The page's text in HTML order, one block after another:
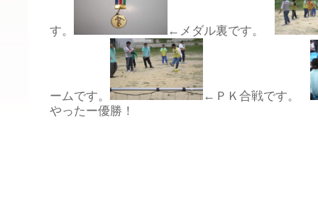
す。 ←メダル裏です。
ームです。
←ＰＫ合戦です。
やったー優勝！